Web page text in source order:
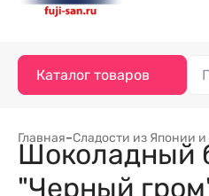
Каталог товаров
Главная–Сладости из Японии и
Шоколадный
"Черный